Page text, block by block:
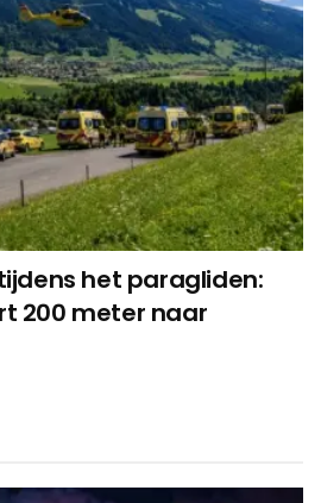
het paragliden:
200 meter naar